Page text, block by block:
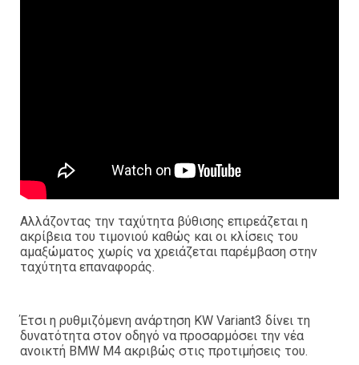
Αλλάζοντας την ταχύτητα βύθισης επιρεάζεται η
ακρίβεια του τιμονιού καθώς και οι κλίσεις του
αμαξώματος χωρίς να χρειάζεται παρέμβαση στην
ταχύτητα επαναφοράς.
Έτσι η ρυθμιζόμενη ανάρτηση KW Variant3 δίνει τη
δυνατότητα στον οδηγό να προσαρμόσει την νέα
ανοικτή BMW M4 ακριβώς στις προτιμήσεις του.